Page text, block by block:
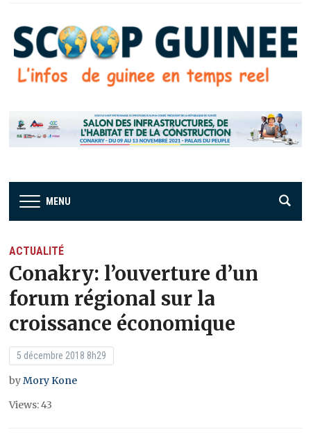
MENU
ACTUALITÉ
Conakry: l’ouverture d’un
forum régional sur la
croissance économique
5 décembre 2018 8h29
byMory Kone
Views: 43